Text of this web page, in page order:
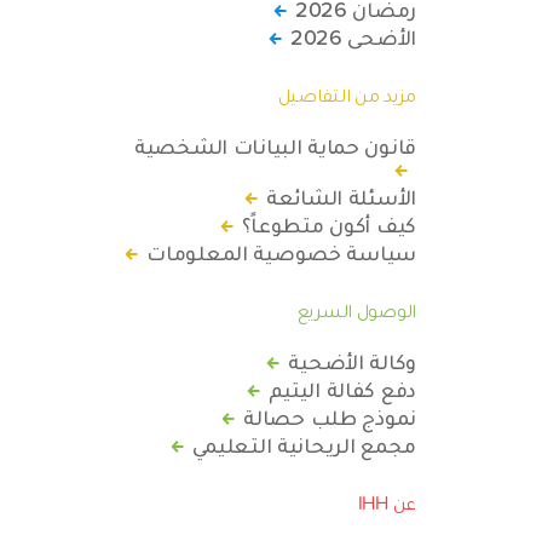
رمضان 2026
الأضحى 2026
مزيد من التفاصيل
قانون حماية البيانات الشخصية
الأسئلة الشائعة
كيف أكون متطوعاً؟
سياسة خصوصية المعلومات
الوصول السريع
وكالة الأضحية
دفع كفالة اليتيم
نموذج طلب حصالة
مجمع الريحانية التعليمي
عن IHH